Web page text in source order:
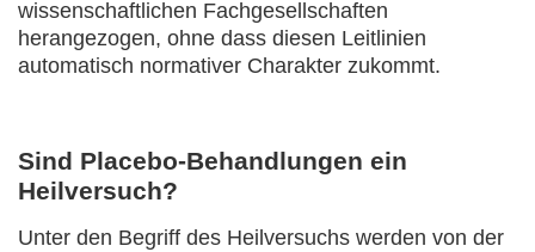
wissenschaftlichen Fachgesellschaften
herangezogen, ohne dass diesen Leitlinien
automatisch normativer Charakter zukommt.
Sind Placebo-Behandlungen ein
Heilversuch?
Unter den Begriff des Heilversuchs werden von der